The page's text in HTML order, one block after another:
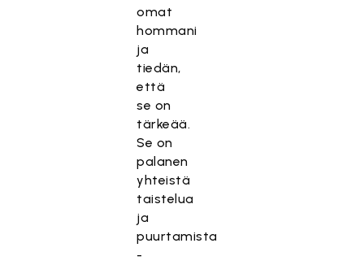
omat
hommani
ja
tiedän,
että
se on
tärkeää.
Se on
palanen
yhteistä
taistelua
ja
puurtamista
-